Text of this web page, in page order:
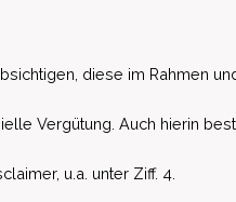
diese im Rahmen
Vergütung. Auch hierin
u.a. unter Ziff. 4.